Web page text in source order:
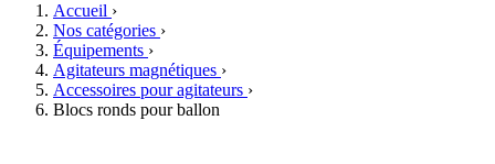
Accueil ›
Nos catégories ›
Équipements ›
Agitateurs magnétiques ›
Accessoires pour agitateurs ›
Blocs ronds pour ballon